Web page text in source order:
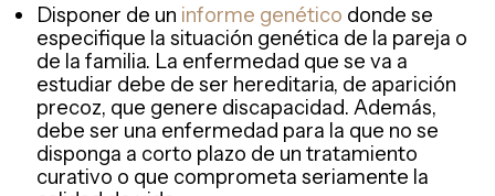
Disponer de un informe genético donde se
especifique la situación genética de la pareja o
de la familia. La enfermedad que se va a
estudiar debe de ser hereditaria, de aparición
precoz, que genere discapacidad. Además,
debe ser una enfermedad para la que no se
disponga a corto plazo de un tratamiento
curativo o que comprometa seriamente la